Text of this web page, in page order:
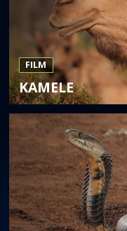
FILM
KAMELE